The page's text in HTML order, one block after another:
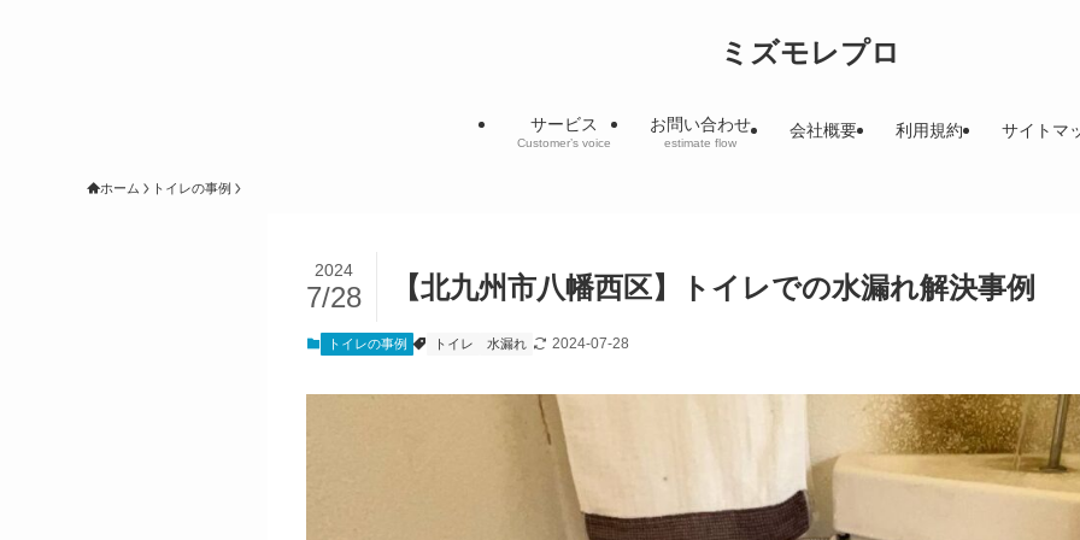
ミズモレプロ
サービス
Customer’s voice
お問い合わせ
estimate flow
会社概要 利用規約 サイトマ
ホーム トイレの事例
【北九州市八幡西区】トイレでの水漏れ解決事例
2024
7/28
トイレの事例 トイレ 水漏れ 2024-07-28